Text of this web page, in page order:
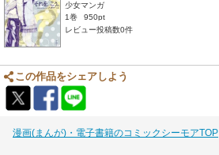
少女マンガ
1巻
950pt
レビュー投稿数0件
この作品をシェアしよう
漫画(まんが)・電子書籍のコミックシーモアTOP